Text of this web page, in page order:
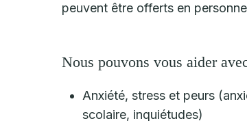
peuvent être offerts en
Nous pouvons vous aider
Anxiété, stress et peurs
scolaire, inquiétudes)